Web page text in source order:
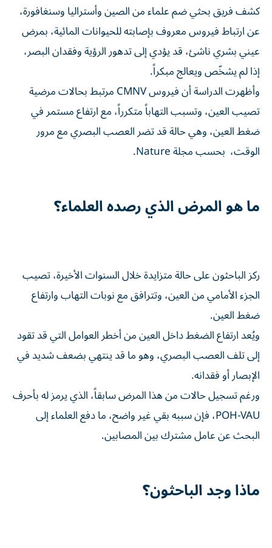
كشف فريق بحثي ضم علماء من الصين وأستراليا وسنغافورة،
عن ارتباط فيروس معروف بإصابته للحيوانات المائية، بمرض
عيني بشري ناشئ، قد يؤدي إلى تدهور الرؤية وفقدان البصر،
إذا لم يشخّص ويعالج مبكراً.
وأظهرت الدراسة أن فيروس CMNV مرتبط بحالات مرضية
تصيب العين، وتسبب التهاباً متكرراً، مع ارتفاع مستمر في
ضغط العين، وهي حالة قد تضر العصب البصري مع مرور
الوقت، بحسب مجلة Nature.
ما هو المرض الذي رصده العلماء؟
ركز الباحثون على حالة متزايدة خلال السنوات الأخيرة، تصيب
الجزء الأمامي من العين، وتترافق مع نوبات التهاب وارتفاع
ضغط العين.
ويُعد ارتفاع الضغط داخل العين من أخطر العوامل التي قد تقود
إلى تلف العصب البصري، وهو ما قد ينتهي بضعف شديد في
الإبصار أو فقدانه.
ورغم تسجيل حالات من هذا المرض سابقاً، الذي يرمز له بأحرف
POH-VAU، فإن سببه بقي غير واضح، ما دفع العلماء إلى
البحث عن عامل مشترك بين المصابين.
ماذا وجد الباحثون؟